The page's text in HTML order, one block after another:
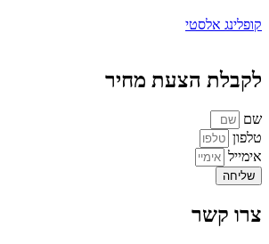
קופלינג אלסטי
לקבלת הצעת מחיר
שם
טלפון
אימייל
שליחה
צרו קשר